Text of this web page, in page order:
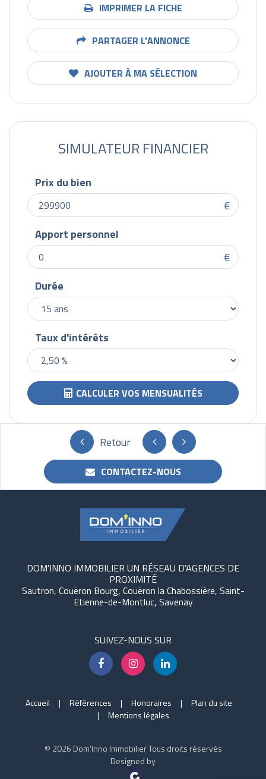
IMPRIMER LA FICHE
PARTAGER L'ANNONCE
AJOUTER À MA SÉLECTION
SIMULATEUR FINANCIER
Prix du bien
€
Apport personnel
€
Durée
Taux d'intérêts
CALCULER VOS MENSUALITÉS
Retour
CONTACTEZ-NOUS
DOM'INNO IMMOBILIER UN RÉSEAU D'AGENCES DE
PROXIMITÉ
Sautron, Couëron Bourg, Couëron la Chabossière, Saint-
Etienne-de-Montluc, Savenay
SUIVEZ-NOUS SUR
Accueil Références Honoraires
Plan du site
Mentions légales
© 2026 Dom'Inno Immobilier Tous droits réservés
Designed by